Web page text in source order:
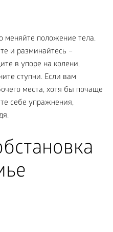
меняйте положение тела.
и разминайтесь –
в упоре на колени,
ступни. Если вам
места, хотя бы почаще
себе упражнения,